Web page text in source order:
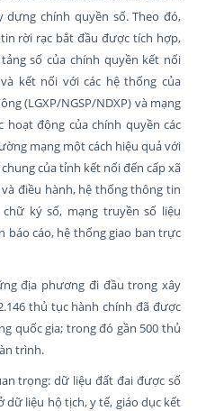
dựng chính quyền số. Theo đó,
rời rạc bắt đầu được tích hợp,
số của chính quyền kết nối
kết nối với các hệ thống của
(LGXP/NGSP/NDXP) và mạng
hoạt động của chính quyền các
mạng một cách hiệu quả với
của tỉnh kết nối đến cấp xã
điều hành, hệ thống thông tin
ký số, mạng truyền số liệu
báo cáo, hệ thống giao ban trực
địa phương đi đầu trong xây
thủ tục hành chính đã được
quốc gia; trong đó gần 500 thủ
trình.
trọng: dữ liệu đất đai được số
dữ liệu hộ tịch, y tế, giáo dục kết